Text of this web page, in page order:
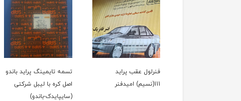
فنرلول عقب پراید
111(نسیم) امیدفنر
تسمه تایمینگ پراید باندو
اصل کره با لیبل شرکتی
(سایپایدک-باندو)